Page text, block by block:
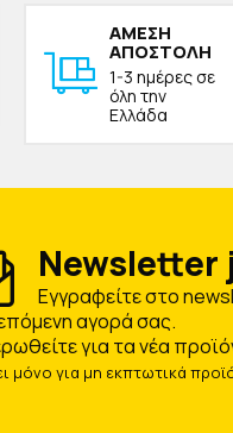
ΑΜΕΣΗ
ΑΠΟΣΤΟΛΗ
1-3 ημέρες σε
όλη την
Ελλάδα
Newsletter
Eγγραφείτε στο
αγορά σας.
για τα νέα
μόνο για μη εκπτωτικά